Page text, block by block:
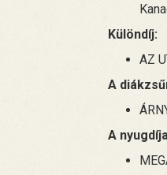
Különdíj:
AZ
A
A